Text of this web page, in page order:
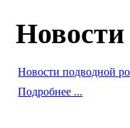
Новости
Новости подводной
Подробнее ...